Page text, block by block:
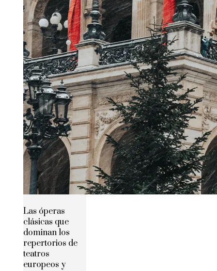
Las óperas
clásicas que
dominan los
repertorios de
teatros
europeos y